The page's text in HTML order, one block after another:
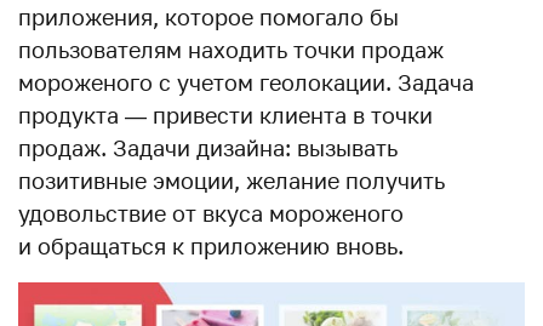
приложения, которое помогало бы
пользователям находить точки продаж
мороженого с учетом геолокации. Задача
продукта — привести клиента в точки
продаж. Задачи дизайна: вызывать
позитивные эмоции, желание получить
удовольствие от вкуса мороженого
и обращаться к приложению вновь.